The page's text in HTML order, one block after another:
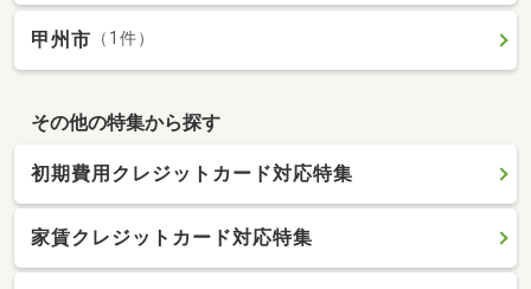
甲州市 （1件）
その他の特集から探す
初期費用クレジットカード対応特集
家賃クレジットカード対応特集